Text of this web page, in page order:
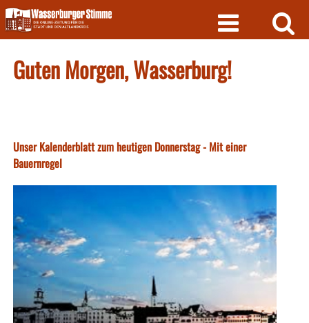
Skip
to
content
Guten Morgen, Wasserburg!
Unser Kalenderblatt zum heutigen Donnerstag - Mit einer
Bauernregel